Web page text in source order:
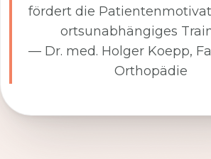
fördert die
ortsunabhängiges
— Dr. med. Holger Koepp,
Orthopädie